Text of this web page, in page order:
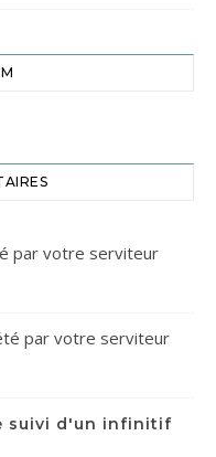
par votre serviteur
par votre serviteur
suivi d'un infinitif